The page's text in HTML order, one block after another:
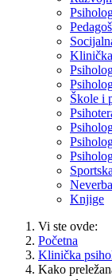
Škole i
Knjige
Vi ste ovde:
Početna
Klinička
Kako